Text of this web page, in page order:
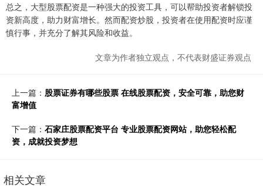
总之，大型股票配资是一种强大的投资工具，可以帮助投资者解锁投
资新高度，助力财富增长。然而配资炒股，投资者在使用配资时应谨
慎行事，并充分了解其风险和收益。
文章为作者独立观点，不代表财盛证券观点
上一篇： 股票证券有哪些股票 在线股票配资，安全可靠，助您财
富增值
下一篇： 石家庄股票配资平台 专业股票配资网站，助您轻松配
资，成就投资梦想
相关文章